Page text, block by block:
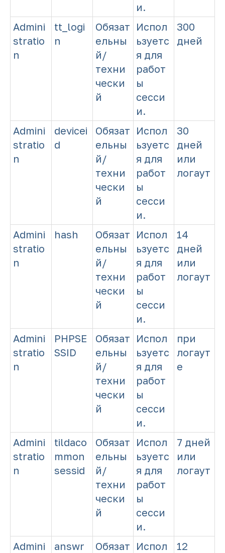
и.
Admini
stratio
n
tt_logi
n
Обязат
ельны
й/
техни
чески
й
Испол
ьзуетс
я для
работ
ы
сесси
и.
300
дней
Admini
stratio
n
devicei
d
Обязат
ельны
й/
техни
чески
й
Испол
ьзуетс
я для
работ
ы
сесси
и.
30
дней
или
логаут
Admini
stratio
n
hash
Обязат
ельны
й/
техни
чески
й
Испол
ьзуетс
я для
работ
ы
сесси
и.
14
дней
или
логаут
Admini
stratio
n
PHPSE
SSID
Обязат
ельны
й/
техни
чески
й
Испол
ьзуетс
я для
работ
ы
сесси
и.
при
логаут
е
Admini
stratio
n
tildaco
mmon
sessid
Обязат
ельны
й/
техни
чески
й
Испол
ьзуетс
я для
работ
ы
сесси
и.
7 дней
или
логаут
Admini
answr
Обязат
Испол
12